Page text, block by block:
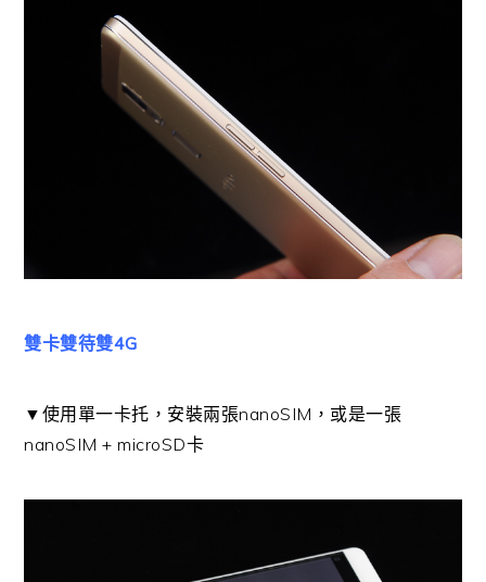
雙卡雙待雙4G
▼使用單一卡托，安裝兩張nanoSIM，或是一張
nanoSIM + microSD卡